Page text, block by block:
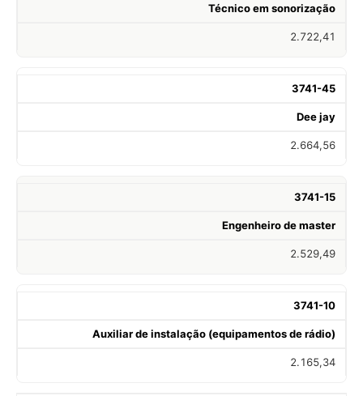
Técnico em sonorização
2.722,41
3741-45
Dee jay
2.664,56
3741-15
Engenheiro de master
2.529,49
3741-10
Auxiliar de instalação (equipamentos de rádio)
2.165,34